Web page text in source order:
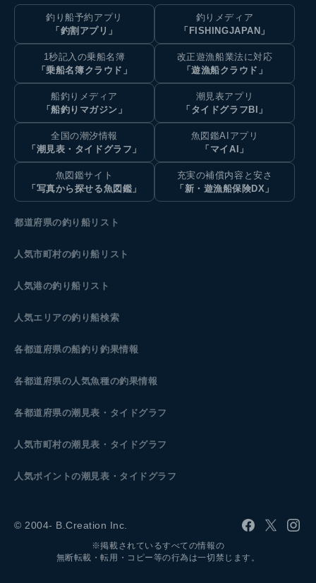
釣り船予約アプリ
「釣割アプリ」
釣りメディア
「FISHINGJAPAN」
1秒記入の乗船名簿
「乗船名簿クラウド」
改正遊漁船業法に対応
「遊漁船クラウド」
船釣りメディア
「船釣りマガジン」
潮見表アプリ
「タイドグラフBI」
全国の潮汐情報
「潮見表・タイドグラフ」
魚図鑑AIアプリ
「マイAI」
魚図鑑サイト
「写真から探せる魚図鑑」
充実の補償内容と安さ
「新・遊漁船保険DX」
都道府県の釣り船リスト
人気市町村の釣り船リスト
人気港の釣り船リスト
人気エリアの釣り船検索
各都道府県の船釣り釣果情報
各都道府県の人気魚種の釣果情報
各都道府県の潮見表 ・タイドグラフ
人気市町村の潮見表・タイドグラフ
人気ポイントの潮見表・タイドグラフ
© 2004- B.Creation Inc.
※掲載されているすべての情報の
無断転載・転用・コピー等の行為は一切禁じます。